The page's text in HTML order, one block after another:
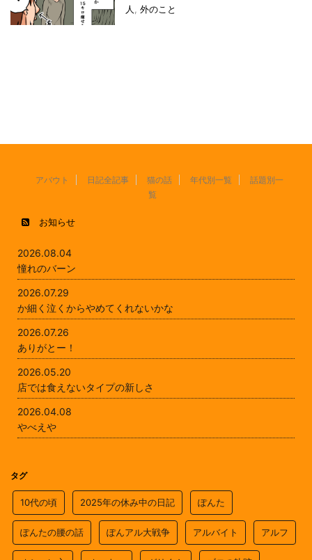
人
外のこと
アバウト 日記全記事 猫の話 年代別一覧
話題別一
覧
お知らせ
2026.08.04
憧れのバーン
2026.07.29
か細く泣くからやめてくれないかな
2026.07.26
ありがとー！
2026.05.20
店では食えないタイプの新しさ
2026.04.08
やべえや
タグ
10代の頃 2025年の休み中の日記 ぽんた
ぽんたの腰の話 ぽんアル大戦争 アルバイト アルフ